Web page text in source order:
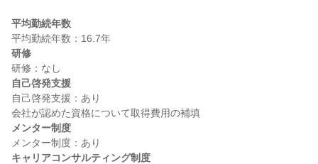
平均勤続年数
研修
自己啓発支援
自己啓発支援：あり
メンター制度
キャリアコンサルティング制度